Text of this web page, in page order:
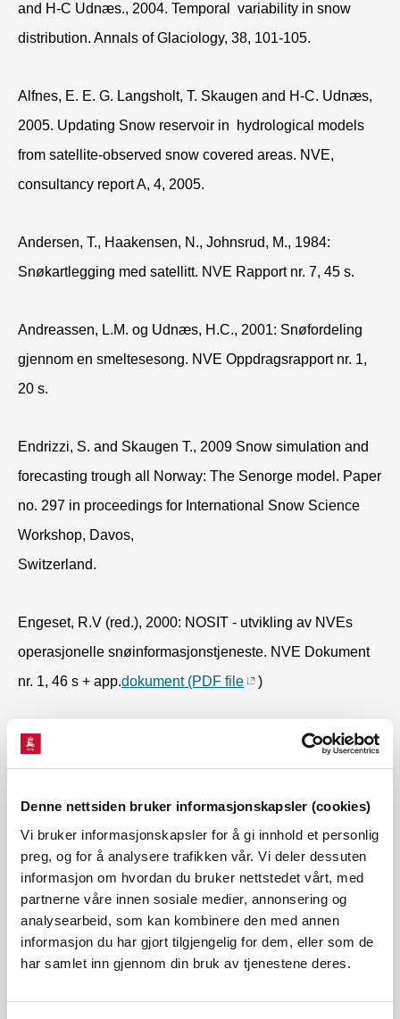
Denne nettsiden bruker informasjonskapsler (cookies)
Vi bruker informasjonskapsler for å gi innhold et personlig
preg, og for å analysere trafikken vår. Vi deler dessuten
informasjon om hvordan du bruker nettstedet vårt, med
partnerne våre innen sosiale medier, annonsering og
analysearbeid, som kan kombinere den med annen
informasjon du har gjort tilgjengelig for dem, eller som de
har samlet inn gjennom din bruk av tjenestene deres.
and H-C Udnæs., 2004. Temporal variability in snow
distribution. Annals of Glaciology, 38, 101-105.
Alfnes, E. E. G. Langsholt, T. Skaugen and H-C. Udnæs,
2005. Updating Snow reservoir in hydrological models
from satellite-observed snow covered areas. NVE,
consultancy report A, 4, 2005.
Andersen, T., Haakensen, N., Johnsrud, M., 1984:
Snøkartlegging med satellitt. NVE Rapport nr. 7, 45 s.
Andreassen, L.M. og Udnæs, H.C., 2001: Snøfordeling
gjennom en smeltesesong. NVE Oppdragsrapport nr. 1,
20 s.
Endrizzi, S. and Skaugen T., 2009 Snow simulation and
forecasting trough all Norway: The Senorge model. Paper
no. 297 in proceedings for International Snow Science
Workshop, Davos,
Switzerland.
Engeset, R.V (red.), 2000: NOSIT - utvikling av NVEs
operasjonelle snøinformasjonstjeneste. NVE Dokument
nr. 1, 46 s + app.dokument (PDF file )
Engeset, R.V., Sorteberg, H. K. and Udnæs, H. C., 2000:
Snow pillows: Use and verification, 45-51.In: Hjorth-
Hansen, Holand, Løset & Norem. (eds.): Snow
Engineering. Recent advances and Developments.
Balkema, Rotterdam. 456 s.
Johnsrud, M.,1985: En undersøkelse av snøfordelingen i
tre sør-norske høyfjellsfelt. NVE Rapport nr. 4, 42 s.
Schjødt-Osmo, O. og Repp; K., 1996. Norge, 22-33. I: